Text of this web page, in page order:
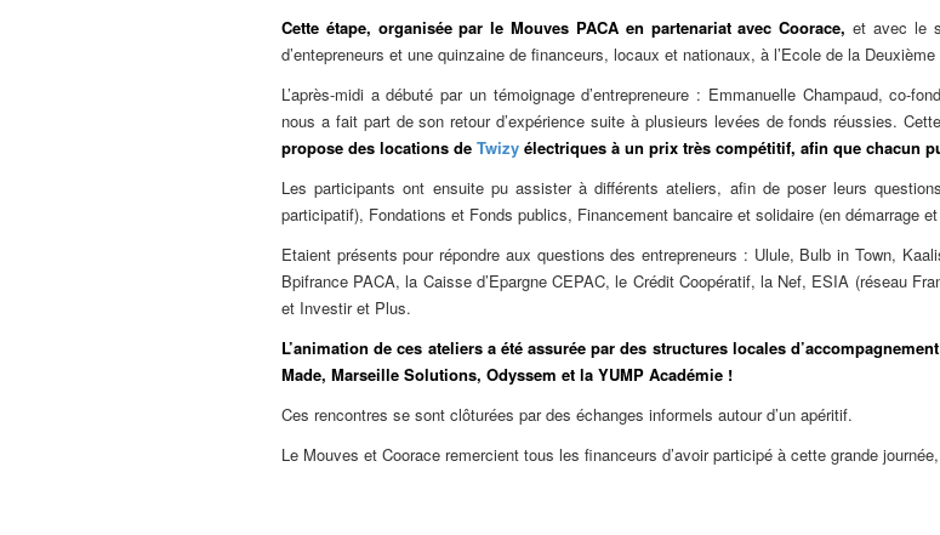
Cette étape, organisée par le Mouves PACA en partenariat avec Coorace, et avec le
d’entepreneurs et une quinzaine de financeurs, locaux et nationaux, à l’Ecole de la
L’après-midi a débuté par un témoignage d’entrepreneure : Emmanuelle Champaud, co-
nous a fait part de son retour d’expérience suite à plusieurs levées de fonds réussies.
propose des locations de Twizy électriques à un prix très compétitif, afin que chacun
Les participants ont ensuite pu assister à différents ateliers, afin de poser leurs
participatif), Fondations et Fonds publics, Financement bancaire et solidaire (en démarrage
Etaient présents pour répondre aux questions des entrepreneurs : Ulule, Bulb in Town,
Bpifrance PACA, la Caisse d’Epargne CEPAC, le Crédit Coopératif, la Nef, ESIA (réseau
et Investir et Plus.
L’animation de ces ateliers a été assurée par des structures locales
Made, Marseille Solutions, Odyssem et la YUMP Académie !
Ces rencontres se sont clôturées par des échanges informels autour d’un apéritif.
Le Mouves et Coorace remercient tous les financeurs d’avoir participé à cette grande